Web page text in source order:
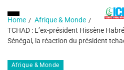
Home
Afrique & Monde
TCHAD : L’ex-président Hissène
Sénégal, la réaction du président
Afrique & Monde